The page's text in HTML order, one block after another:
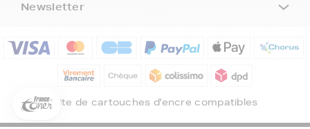
Newsletter
Site de cartouches d'encre compatibles
Inscrivez-vous à notre newsletter, suivez notre actualité et
commande * !